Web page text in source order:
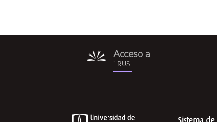
i-
rus.png
Acceso a
i-RUS